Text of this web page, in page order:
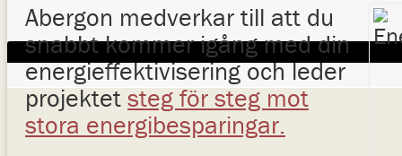
Abergon medverkar till att du
snabbt kommer igång med din
energieffektivisering och leder
projektetsteg för steg mot
stora energibesparingar.